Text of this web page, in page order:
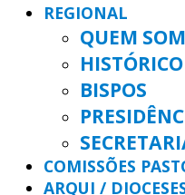
REGIONAL
QUEM
HISTÓRICO
BISPOS
COMISSÕES
ARQUI /